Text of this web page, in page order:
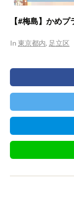
【#梅島】かめ
In 東京都内, 足立区